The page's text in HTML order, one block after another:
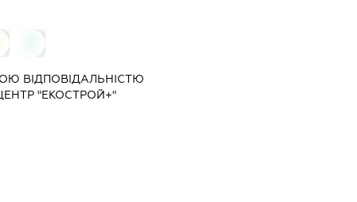
ВІДПОВІДАЛЬНІСТЮ
"ЕКОСТРОЙ+"